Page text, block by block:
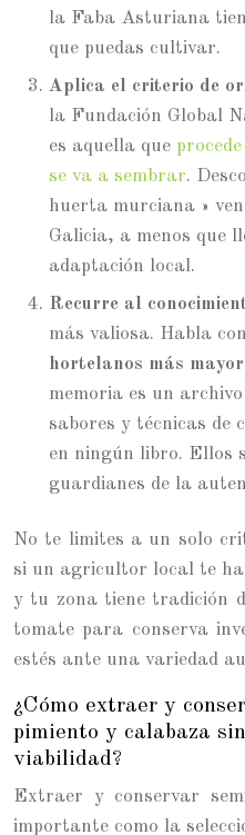
la Faba Asturiana
que puedas cultivar.
Aplica el criterio de
la Fundación Global
es aquella que
se va a sembrar.
huerta murciana »
Galicia, a menos que
adaptación local.
Recurre al
más valiosa. Habla
hortelanos más
memoria es un
sabores y técnicas de
en ningún libro. Ellos
guardianes de la
No te limites a un solo
si un agricultor local te
y tu zona tiene tradición
tomate para conserva
estés ante una variedad
¿Cómo extraer y
pimiento y calabaza
viabilidad?
Extraer y conservar
importante como la